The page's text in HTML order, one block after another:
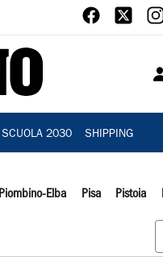
SCUOLA 2030 SHIPPING
Piombino-Elba Pisa Pistoia